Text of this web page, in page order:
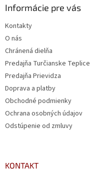
Informácie pre vás
Kontakty
O nás
Chránená dielňa
Predajňa Turčianske Teplice
Predajňa Prievidza
Doprava a platby
Obchodné podmienky
Ochrana osobných údajov
Odstúpenie od zmluvy
KONTAKT